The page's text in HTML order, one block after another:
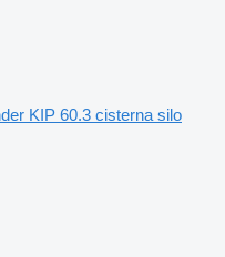
KIP 60.3 cisterna silo